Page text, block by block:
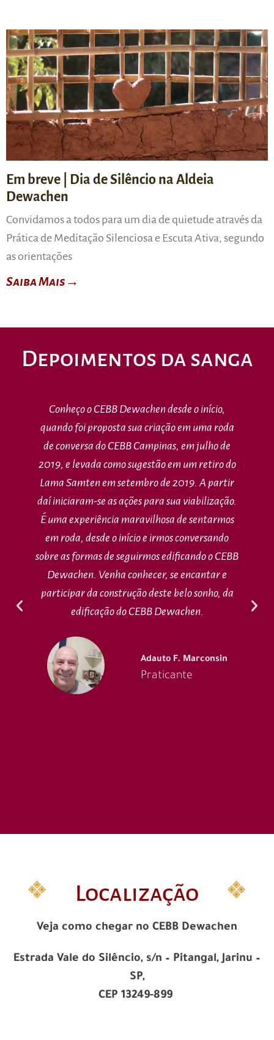
Em breve | Dia de Silêncio na Aldeia
Dewachen
Convidamos a todos para um dia de quietude através da
Prática de Meditação Silenciosa e Escuta Ativa, segundo
as orientações
Saiba Mais→
Depoimentos da sanga
Conheço o CEBB Dewachen desde o início,
quando foi proposta sua criação em uma roda
de conversa do CEBB Campinas, em julho de
2019, e levada como sugestão em um retiro do
Lama Samten em setembro de 2019. A partir
daí iniciaram-se as ações para sua viabilização.
É uma experiência maravilhosa de sentarmos
em roda, desde o início e irmos conversando
sobre as formas de seguirmos edificando o CEBB
Dewachen. Venha conhecer, se encantar e
participar da construção deste belo sonho, da
edificação do CEBB Dewachen.
Adauto F. Marconsin
Praticante
Localização
Veja como chegar no CEBB Dewachen
Estrada Vale do Silêncio, s/n – Pitangal, Jarinu –
SP,
CEP 13249-899